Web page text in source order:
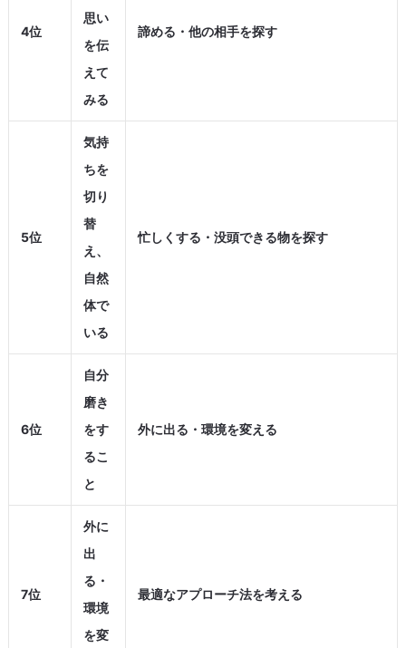
4位
思い
を伝
えて
みる
諦める・他の相手を探す
5位
気持
ちを
切り
替
え、
自然
体で
いる
忙しくする・没頭できる物を探す
6位
自分
磨き
をす
るこ
と
外に出る・環境を変える
7位
外に
出
る・
環境
を変
最適なアプローチ法を考える